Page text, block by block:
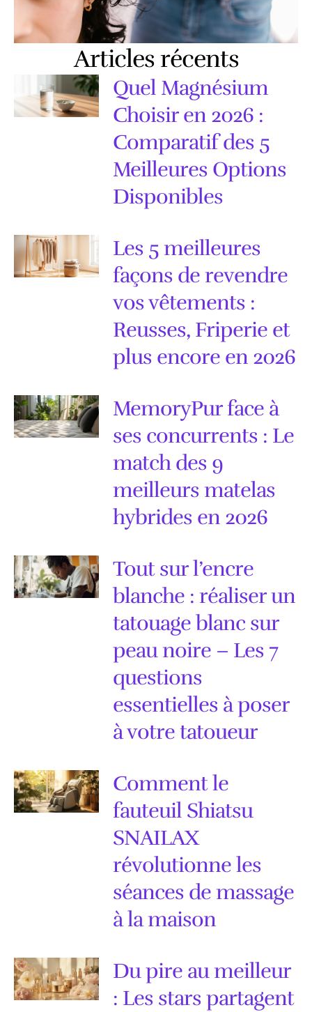
Articles récents
Quel Magnésium
Choisir en 2026 :
Comparatif des 5
Meilleures Options
Disponibles
Les 5 meilleures
façons de revendre
vos vêtements :
Reusses, Friperie et
plus encore en 2026
MemoryPur face à
ses concurrents : Le
match des 9
meilleurs matelas
hybrides en 2026
Tout sur l’encre
blanche : réaliser un
tatouage blanc sur
peau noire – Les 7
questions
essentielles à poser
à votre tatoueur
Comment le
fauteuil Shiatsu
SNAILAX
révolutionne les
séances de massage
à la maison
Du pire au meilleur
: Les stars partagent